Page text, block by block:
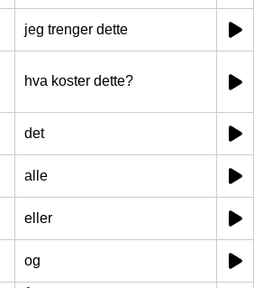
jeg trenger dette
hva koster dette?
det
alle
eller
og